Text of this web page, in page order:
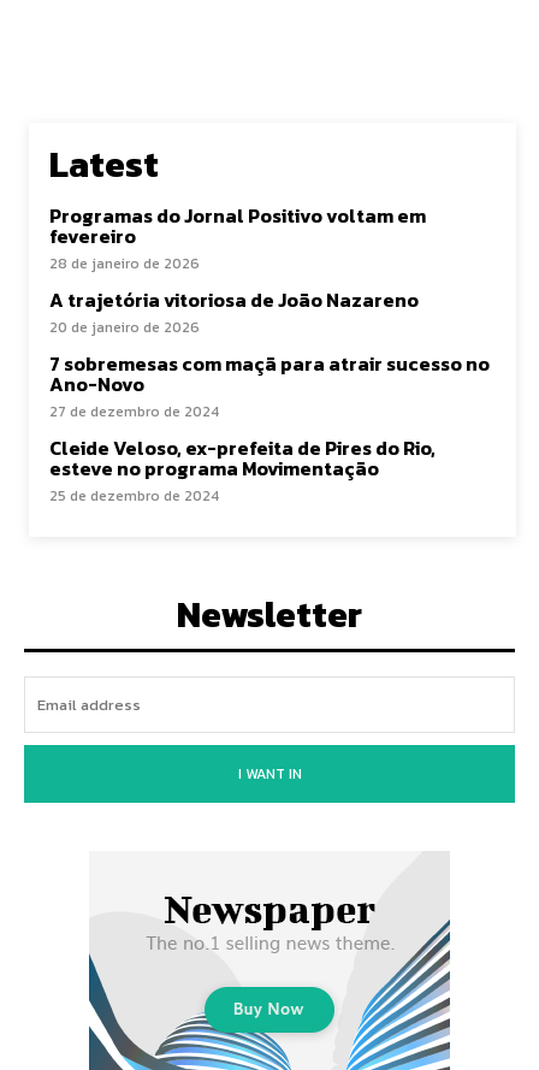
Latest
Programas do Jornal Positivo voltam em
fevereiro
28 de janeiro de 2026
A trajetória vitoriosa de João Nazareno
20 de janeiro de 2026
7 sobremesas com maçã para atrair sucesso no
Ano-Novo
27 de dezembro de 2024
Cleide Veloso, ex-prefeita de Pires do Rio,
esteve no programa Movimentação
25 de dezembro de 2024
Newsletter
I WANT IN